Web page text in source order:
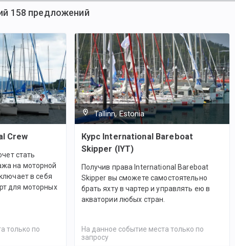
158 предложений
Crew
стать
на моторной
в себя
для моторных
только по
Tallinn, Estonia
Курс International Bareboat
Skipper (IYT)
Получив права International Bareboat
Skipper вы сможете самостоятельно
брать яхту в чартер и управлять ею в
акватории любых стран.
На данное событие места только по
запросу